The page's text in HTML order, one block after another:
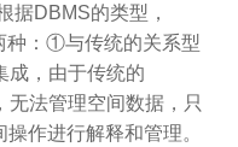
据DBMS的类型，
种：①与传统的关系型
成，由于传统的
无法管理空间数据，只
作进行解释和管理。